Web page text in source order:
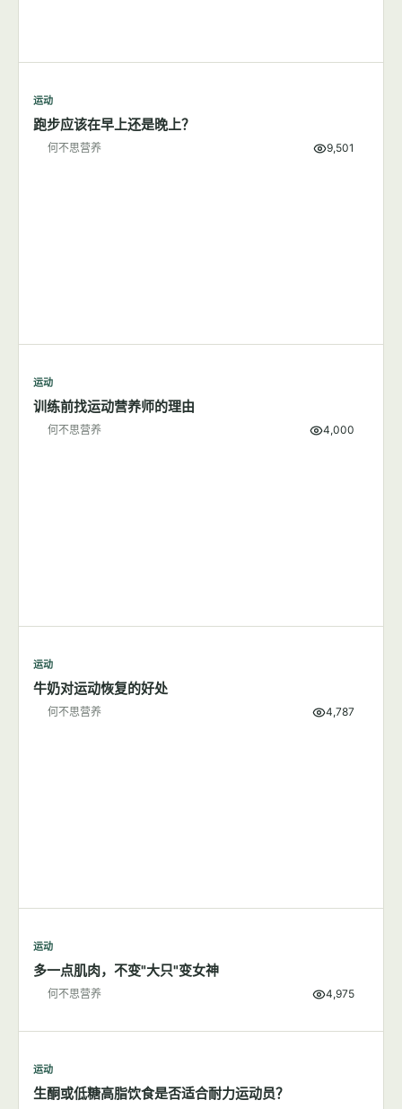
运动
跑步应该在早上还是晚上？
何不思营养 9,501
运动
训练前找运动营养师的理由
何不思营养 4,000
运动
牛奶对运动恢复的好处
何不思营养 4,787
运动
多一点肌肉，不变"大只"变女神
何不思营养 4,975
运动
生酮或低糖高脂饮食是否适合耐力运动员？